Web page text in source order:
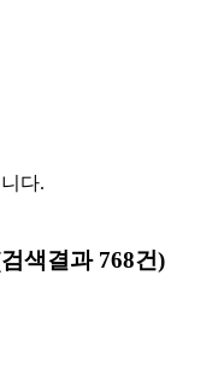
다.
색결과 768건)